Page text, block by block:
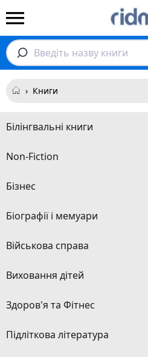
Введіть назву книги
› Книги
Білінгвальні книги
Non-Fiction
Бізнес
Біографії і мемуари
Військова справа
Виховання дітей
Здоров'я та Фітнес
Підліткова література